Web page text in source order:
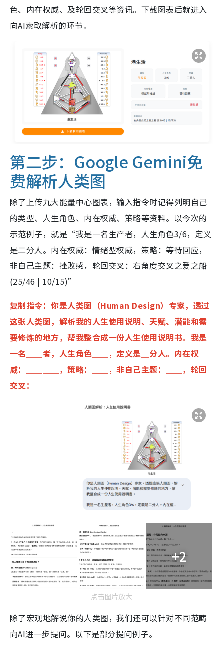
色、内在权威、及轮回交叉等资讯。下载图表后就进入
向AI索取解析的环节。
第二步：Google Gemini免
费解析人类图
除了上传九大能量中心图表，输入指令时记得列明自己
的类型、人生角色、内在权威、策略等资料。以今次的
示范例子，就是“我是一名生产者，人生角色3/6，定义
是二分人。内在权威：情绪型权威，策略：等待回应，
非自己主题：挫败感，轮回交叉：右角度交叉之爱之船
(25/46 | 10/15)”
复制指令：你是人类图（Human Design）专家，透过
这张人类图，解析我的人生使用说明、天赋、潜能和需
要修炼的地方，帮我整合成一份人生使用说明书。我是
一名＿＿者，人生角色＿＿，定义是＿分人。内在权
威：＿＿＿＿，策略：＿＿，非自己主题：＿＿，轮回
交叉：＿＿＿
+2
点击图片放大
除了宏观地解说你的人类图，我们还可以针对不同范畴
向AI进一步提问。以下是部分提问例子。